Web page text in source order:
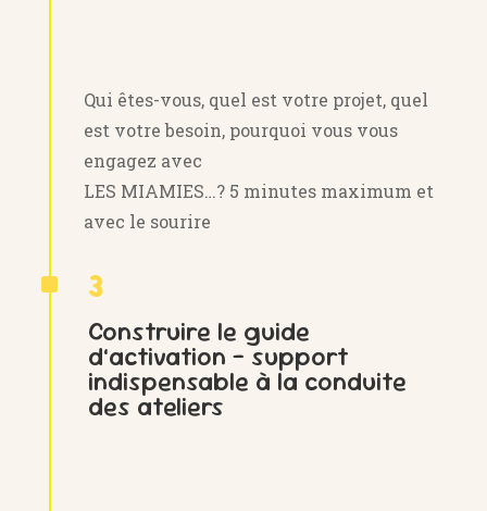
Qui êtes-vous, quel est votre projet, quel
est votre besoin, pourquoi vous vous
engagez avec
LES MIAMIES…? 5 minutes maximum et
avec le sourire
^ 3
Construire le guide
d’activation – support
indispensable à la conduite
des ateliers